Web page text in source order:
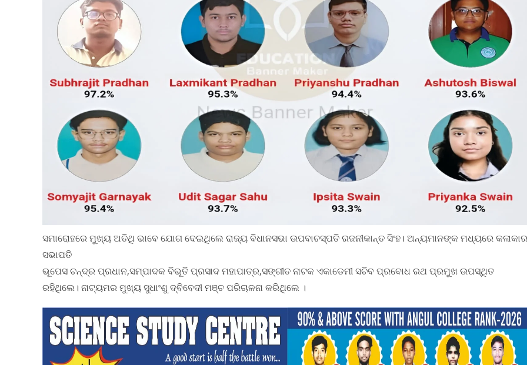
ସମାରୋହରେ ମୁଖ୍ୟ ଅତିଥି ଭାବେ ଯୋଗ ଦେଇଥିଲେ ରାଜ୍ୟ ବିଧାନସଭା ଉପବାଚସ୍ପତି ରଜନୀକାନ୍ତ ସିଂହ। ଅନ୍ୟମାନଙ୍କ ମଧ୍ୟରେ କଳାକାର
ସଭାପତି
ଭୂପେସ ଚନ୍ଦ୍ର ପ୍ରଧାନ,ସମ୍ପାଦକ ବିଭୂତି ପ୍ରସାଦ ମହାପାତ୍ର,ସଙ୍ଗୀତ ନାଟକ ଏକାଡେମୀ ସଚିବ ପ୍ରବୋଧ ରଥ ପ୍ରମୁଖ ଉପସ୍ଥିତ
ରହିଥିଲେ। ନାଟ୍ୟମର ମୁଖ୍ୟ ସୁଧାଂଶୁ ଦ୍ବିବେଦୀ ମଞ୍ଚ ପରିଚାଳନା କରିଥିଲେ ।